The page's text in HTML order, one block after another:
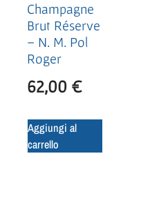
Champagne
Brut Réserve
– N. M. Pol
Roger
62,00 €
Aggiungi al
carrello